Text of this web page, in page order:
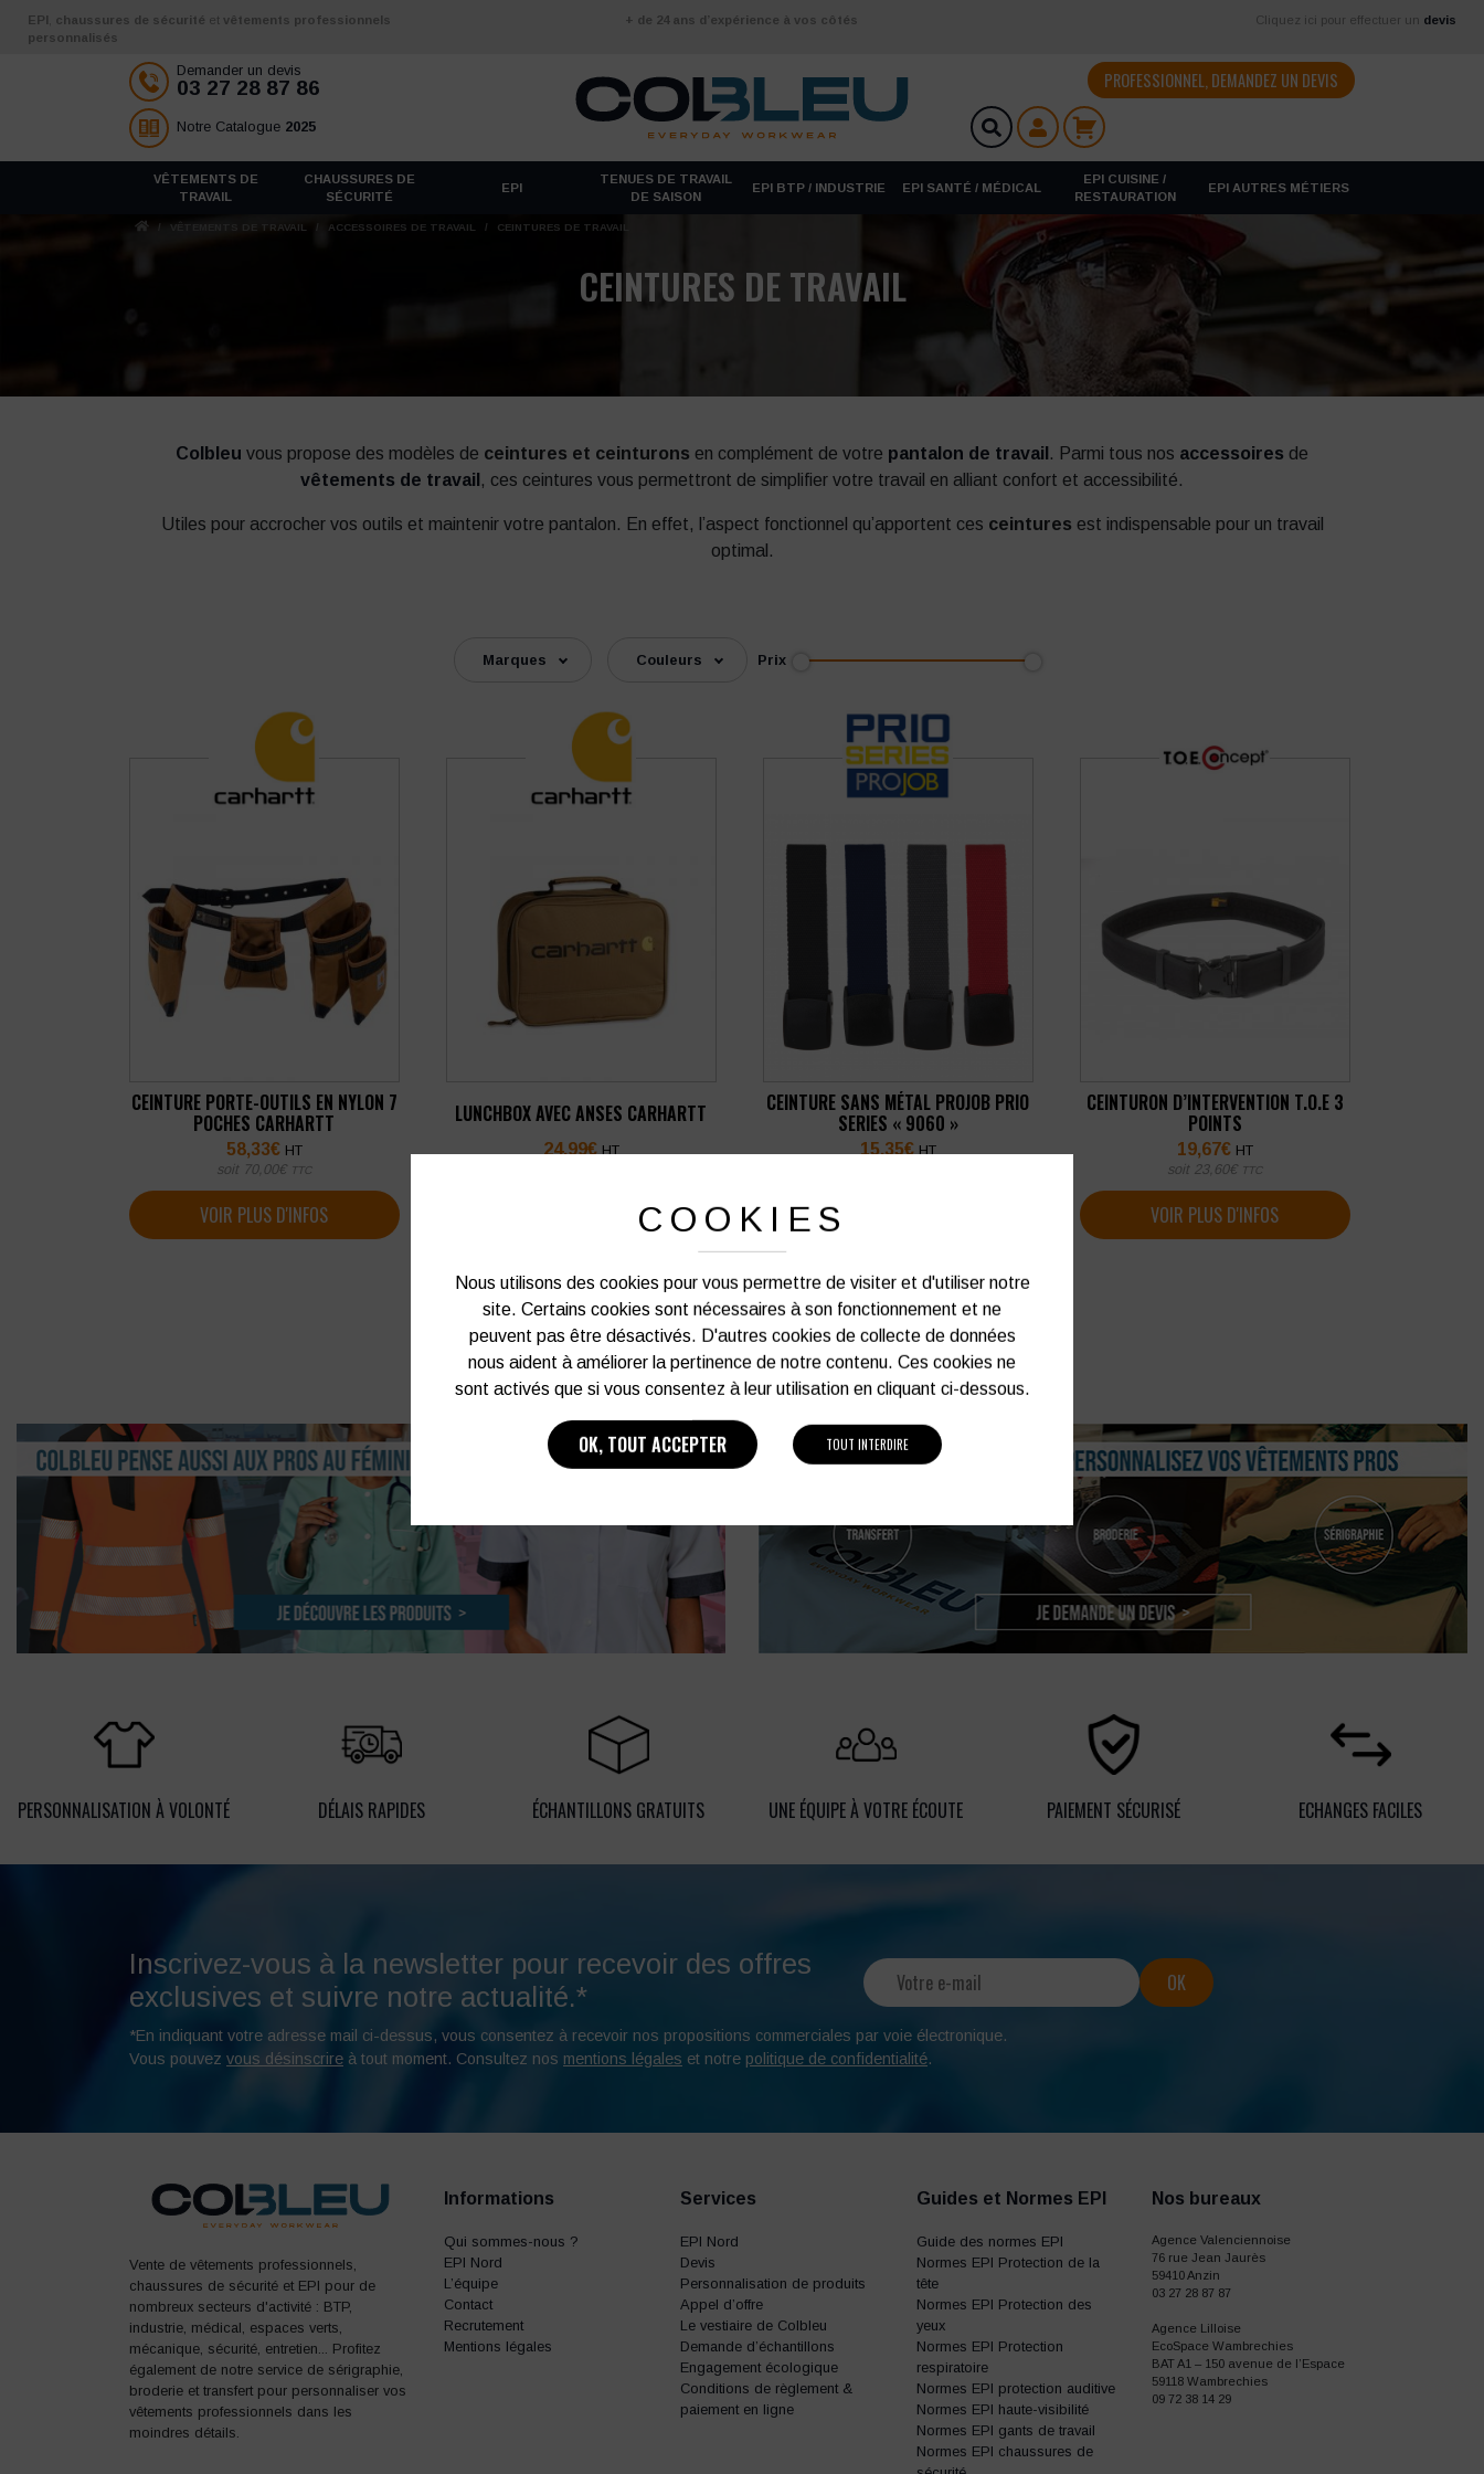
Aller au contenu
EPI chaussures de sécurité et vêtements professionnels
personnalisés
+ de 24 ans d’expérience à vos côtés Cliquez ici pour effectuer un devis
Demander un devis
03 27 28 87 86
Notre Catalogue 2025
PROFESSIONNEL, DEMANDEZ UN DEVIS
VÊTEMENTS DE
TRAVAIL
CHAUSSURES DE
SÉCURITÉ
EPI
TENUES DE TRAVAIL
DE SAISON
EPI BTP / INDUSTRIE EPI SANTÉ / MÉDICAL
EPI CUISINE /
RESTAURATION
EPI AUTRES MÉTIERS
/ VÊTEMENTS DE TRAVAIL / ACCESSOIRES DE TRAVAIL / CEINTURES DE TRAVAIL
CEINTURES DE TRAVAIL
Colbleu vous propose des modèles de ceintures et ceinturons en complément de votre pantalon de travail . Parmi tous nos accessoires de
vêtements de travail , ces ceintures vous permettront de simplifier votre travail en alliant confort et accessibilité.
Utiles pour accrocher vos outils et maintenir votre pantalon. En effet, l’aspect fonctionnel qu’apportent ces ceintures est indispensable pour un travail
optimal.
Marques Couleurs Prix
CEINTURE PORTE-OUTILS EN NYLON 7
POCHES CARHARTT
58,33€ HT
soit 70,00€ TTC
VOIR PLUS D'INFOS
LUNCHBOX AVEC ANSES CARHARTT
24,99€ HT
VOIR PLUS D'INFOS
CEINTURE SANS MÉTAL PROJOB PRIO
SERIES « 9060 »
15,35€ HT
VOIR PLUS D'INFOS
CEINTURON D’INTERVENTION T.O.E 3
POINTS
19,67€ HT
soit 23,60€ TTC
VOIR PLUS D'INFOS
[ 4 produits ]
PERSONNALISATION À VOLONTÉ DÉLAIS RAPIDES ÉCHANTILLONS GRATUITS UNE ÉQUIPE À VOTRE ÉCOUTE PAIEMENT SÉCURISÉ ECHANGES FACILES
Inscrivez-vous à la newsletter pour recevoir des offres
exclusives et suivre notre actualité.*
*En indiquant votre adresse mail ci-dessus, vous consentez à recevoir nos propositions commerciales par voie électronique.
Vous pouvez vous désinscrire à tout moment. Consultez nos mentions légales et notre politique de confidentialité.
Vente de vêtements professionnels,
chaussures de sécurité et EPI pour de
nombreux secteurs d'activité : BTP,
industrie, médical, espaces verts,
mécanique, sécurité, entretien... Profitez
également de notre service de sérigraphie,
broderie et transfert pour personnaliser vos
vêtements professionnels dans les
moindres détails.
Informations
Qui sommes-nous ?
EPI Nord
L’équipe
Contact
Recrutement
Mentions légales
Services
EPI Nord
Devis
Personnalisation de produits
Appel d’offre
Le vestiaire de Colbleu
Demande d’échantillons
Engagement écologique
Conditions de règlement &
paiement en ligne
Guides et Normes EPI
Guide des normes EPI
Normes EPI Protection de la
tête
Normes EPI Protection des
yeux
Normes EPI Protection
respiratoire
Normes EPI protection auditive
Normes EPI haute-visibilité
Normes EPI gants de travail
Normes EPI chaussures de
Nos bureaux
Agence Valenciennoise
76 rue Jean Jaurès
59410 Anzin
03 27 28 87 87
Agence Lilloise
EcoSpace Wambrechies
BAT A1 – 150 avenue de l’Espace
59118 Wambrechies
09 72 38 14 29
COOKIES
Nous utilisons des cookies pour vous permettre de visiter et d'utiliser notre
site. Certains cookies sont nécessaires à son fonctionnement et ne
peuvent pas être désactivés. D'autres cookies de collecte de données
nous aident à améliorer la pertinence de notre contenu. Ces cookies ne
sont activés que si vous consentez à leur utilisation en cliquant ci-dessous.
OK, TOUT ACCEPTER TOUT INTERDIRE